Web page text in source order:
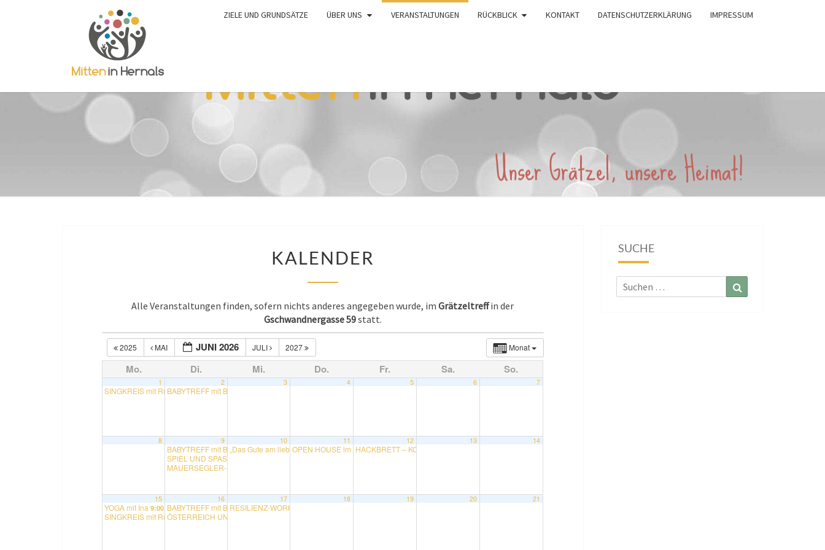
ZIELE UND GRUNDSÄTZE ÜBER UNS VERANSTALTUNGEN RÜCKBLICK KONTAKT DATENSCHUTZERKLÄRUNG IMPRESSUM
KALENDER
Alle Veranstaltungen finden, sofern nichts anderes angegeben wurde, imGrätzeltreffin der
Gschwandnergasse 59statt.
Monat
2025 MAI JUNI 2026 JULI 2027
Mo. Di. Mi. Do. Fr. Sa. So.
1
SINGKREIS mit Rudolf15:00
2
BABYTREFF mit Bettina
3 4 5 6 7
8 9
BABYTREFF mit Bettina10:30
SPIEL UND SPASS KINDERGRUPPE mit Sabine
MAUERSEGLER-SPAZIERGANG mit Manfred Ranalter
10
„Das Gute am liebevoll älter werden“ im Juni – Gesprächsrunde mit Reinhard Urban
11
OPEN HOUSE im Vereinslokal13:30
12
HACKBRETT – KONZERT mit Carmen Menschick
13 14
15
YOGA mit Ina 9:00
SINGKREIS mit Rudolf15:00
16
BABYTREFF mit Bettina10:30
ÖSTERREICH UND DIE EU in der Zeitenwende
17
RESILIENZ-WORKSHOP mit Elisabeth Berger
18 19 20 21
SUCHE
Suchen
nach: